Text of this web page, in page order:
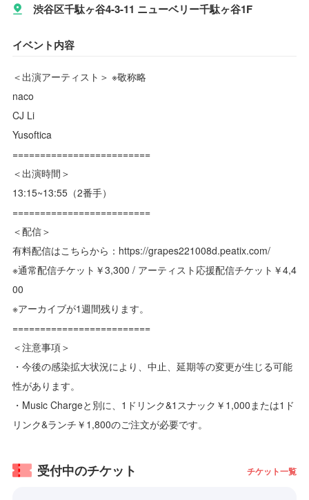
渋谷区千駄ヶ谷4-3-11 ニューベリー千駄ヶ谷1F
イベント内容
＜出演アーティスト＞ ※敬称略
naco
CJ Li
Yusoftica
=========================
＜出演時間＞
13:15~13:55（2番手）
=========================
＜配信＞
有料配信はこちらから：https://grapes221008d.peatix.com/
※通常配信チケット￥3,300 / アーティスト応援配信チケット￥4,4
00
※アーカイブが1週間残ります。
=========================
＜注意事項＞
・今後の感染拡大状況により、中止、延期等の変更が生じる可能
性があります。
・Music Chargeと別に、1ドリンク&1スナック￥1,000または1ド
リンク&ランチ￥1,800のご注文が必要です。
受付中のチケット チケット一覧